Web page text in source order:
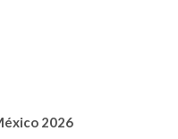
2026